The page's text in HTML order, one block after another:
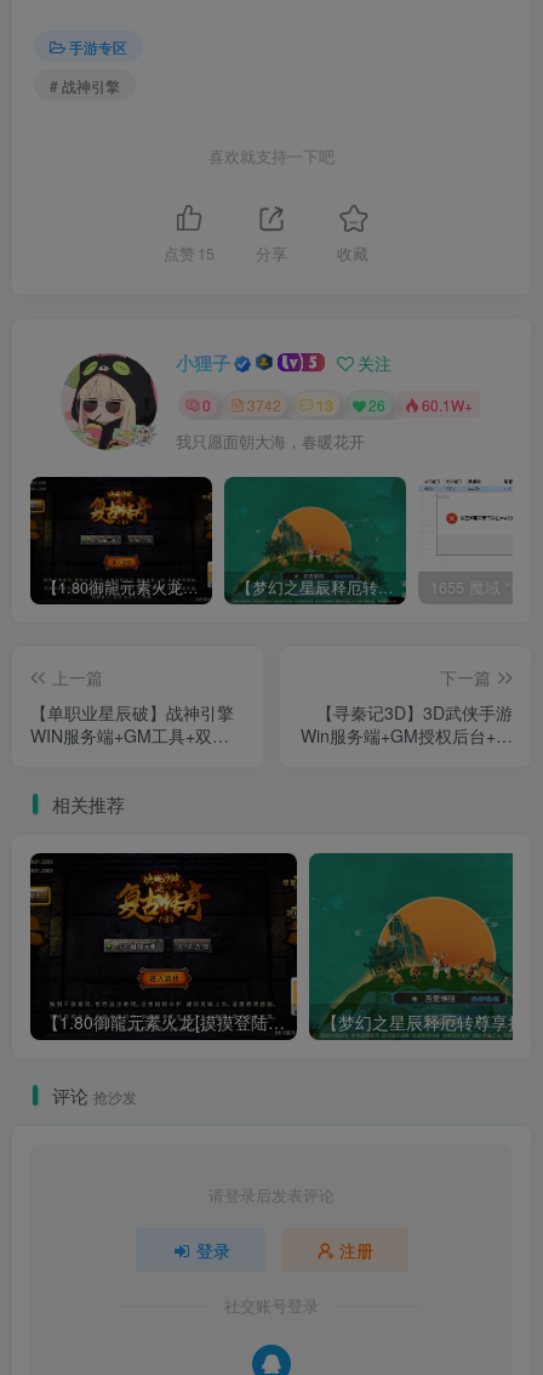
手游专区
# 战神引擎
喜欢就支持一下吧
点赞 15 分享 收藏
小狸子 关注
0 3742 13 26 60.1W+
我只愿面朝大海，春暖花开
【1.80御龍元素火龙[摸摸登陆器]】战神引擎WIN服务端+GM工具+充值后台+双端+架设教程 【梦幻之星辰释厄转尊享挂机版】MT3换皮梦幻西游Linux服务端+GM后台+双端+源码+架设教程
上一篇
【单职业星辰破】战神引擎
WIN服务端+GM工具+双端
下一篇
【寻秦记3D】3D武侠手游
Win服务端+GM授权后台+安
相关推荐
【1.80御龍元素火龙[摸摸登陆器]】战神引擎WIN服务端+GM工具+充值后台+双端+架设教程
评论 抢沙发
请登录后发表评论
登录 注册
社交账号登录